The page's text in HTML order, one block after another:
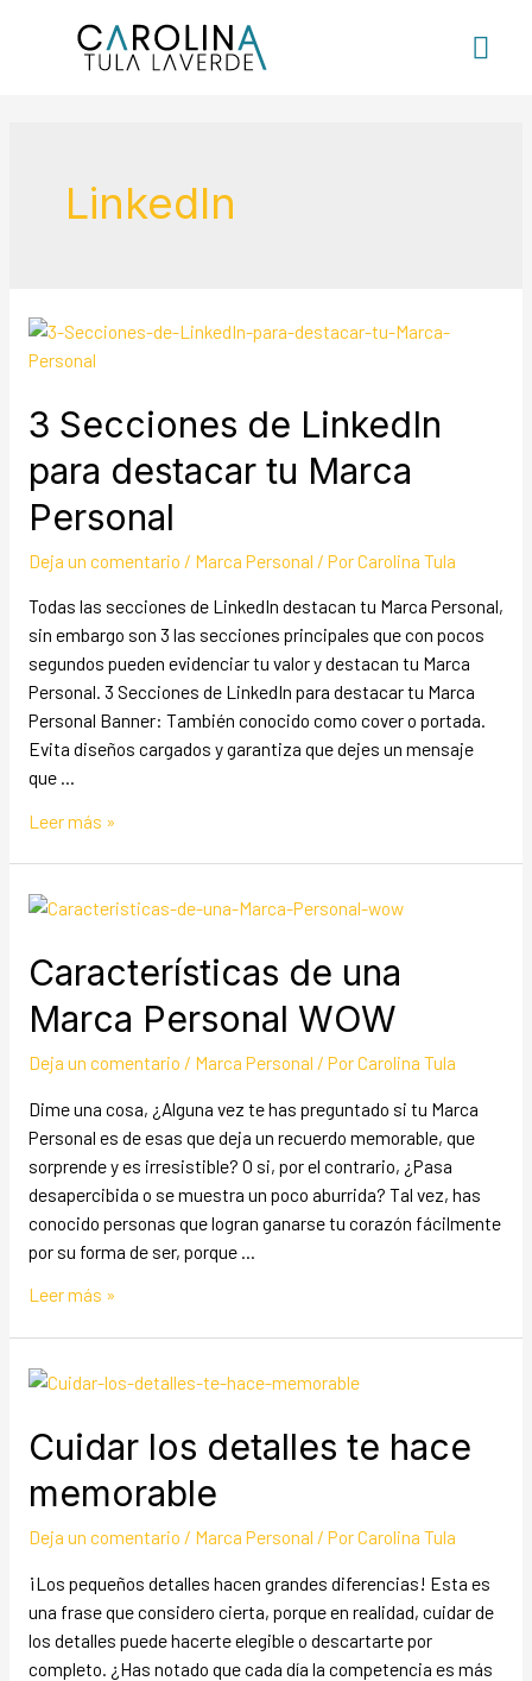
LinkedIn
3 Secciones de LinkedIn
para destacar tu Marca
Personal
Deja un comentario / Marca Personal / PorCarolina Tula
Todas las secciones de LinkedIn destacan tu Marca Personal,
sin embargo son 3 las secciones principales que con pocos
segundos pueden evidenciar tu valor y destacan tu Marca
Personal. 3 Secciones de LinkedIn para destacar tu Marca
Personal Banner: También conocido como cover o portada.
Evita diseños cargados y garantiza que dejes un mensaje
que …
Leer más »
Características de una
Marca Personal WOW
Deja un comentario / Marca Personal / PorCarolina Tula
Dime una cosa, ¿Alguna vez te has preguntado si tu Marca
Personal es de esas que deja un recuerdo memorable, que
sorprende y es irresistible? O si, por el contrario, ¿Pasa
desapercibida o se muestra un poco aburrida? Tal vez, has
conocido personas que logran ganarse tu corazón fácilmente
por su forma de ser, porque …
Leer más »
Cuidar los detalles te hace
memorable
Deja un comentario / Marca Personal / PorCarolina Tula
¡Los pequeños detalles hacen grandes diferencias! Esta es
una frase que considero cierta, porque en realidad, cuidar de
los detalles puede hacerte elegible o descartarte por
completo. ¿Has notado que cada día la competencia es más